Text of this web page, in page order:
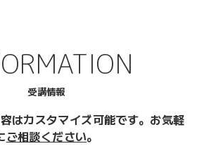
受講情報
はカスタマイズ可能です。 お気軽
ご相談ください。